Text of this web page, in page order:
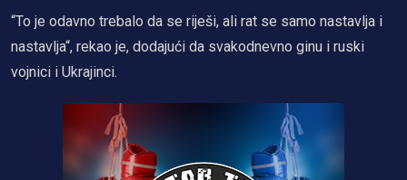
“To je odavno trebalo da se riješi, ali rat se samo nastavlja i
nastavlja“, rekao je, dodajući da svakodnevno ginu i ruski
vojnici i Ukrajinci.